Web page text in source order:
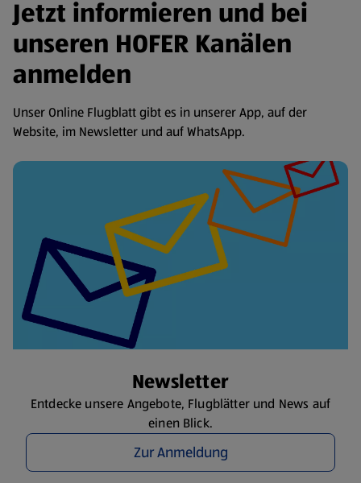
Jetzt informieren und bei
unseren HOFER Kanälen
anmelden
Unser Online Flugblatt gibt es in unserer App, auf der
Website, im Newsletter und auf WhatsApp.
Newsletter
Entdecke unsere Angebote, Flugblätter und News auf
einen Blick.
Zur Anmeldung